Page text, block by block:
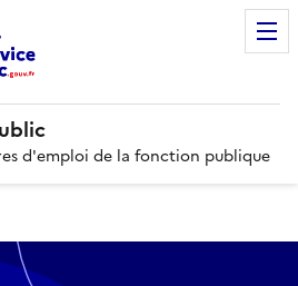
d'emploi de la fonction publique